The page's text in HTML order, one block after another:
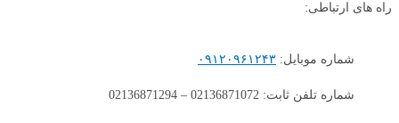
راه های ارتباطی:
شماره موبایل: ۰۹۱۲۰۹۶۱۲۴۳
شماره تلفن ثابت: 02136871072 – 02136871294